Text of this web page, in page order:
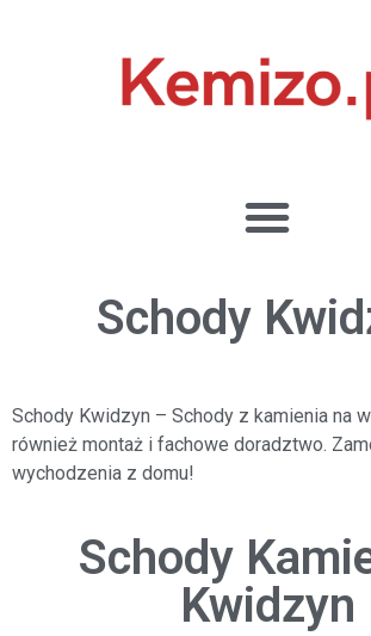
Schody
Schody Kwidzyn – Schody z kamienia na
również montaż i fachowe doradztwo.
wychodzenia z domu!
Schody
Kwidzyn